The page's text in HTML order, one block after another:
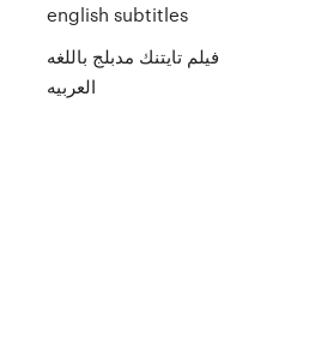
english subtitles
فيلم تايتنك مدبلج باللغه
العربيه